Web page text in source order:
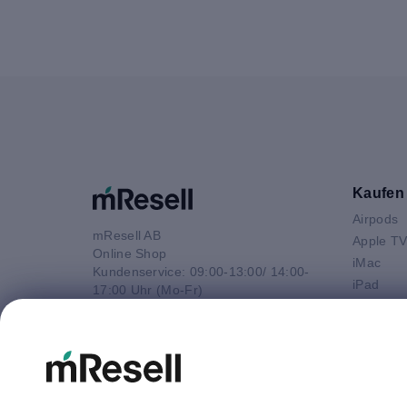
mResell AB
Online Shop
Kundenservice: 09:00-13:00/ 14:00-
17:00 Uhr (Mo-Fr)
info@mresell.de
Kaufen
Airpods
Apple TV
iMac
iPad